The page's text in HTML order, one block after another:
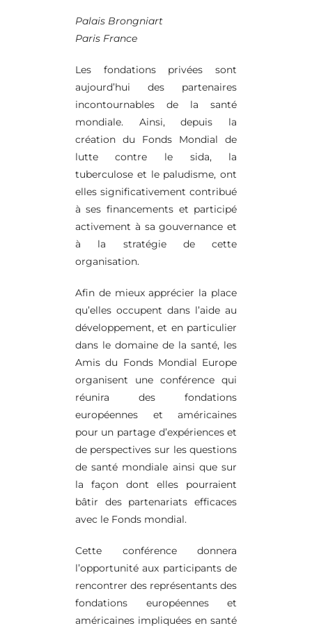
Palais Brongniart
Paris France
Les fondations privées sont
aujourd’hui des partenaires
incontournables de la santé
mondiale. Ainsi, depuis la
création du Fonds Mondial de
lutte contre le sida, la
tuberculose et le paludisme, ont
elles significativement contribué
à ses financements et participé
activement à sa gouvernance et
à la stratégie de cette
organisation.
Afin de mieux apprécier la place
qu’elles occupent dans l’aide au
développement, et en particulier
dans le domaine de la santé, les
Amis du Fonds Mondial Europe
organisent une conférence qui
réunira des fondations
européennes et américaines
pour un partage d’expériences et
de perspectives sur les questions
de santé mondiale ainsi que sur
la façon dont elles pourraient
bâtir des partenariats efficaces
avec le Fonds mondial.
Cette conférence donnera
l’opportunité aux participants de
rencontrer des représentants des
fondations européennes et
américaines impliquées en santé